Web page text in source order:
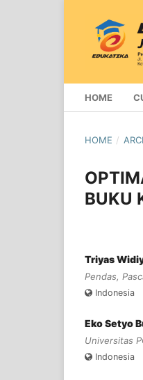
HOME
HOME /
BUKU
Triyas
Pendas,
Indonesia
Eko Setyo
Universitas
Indonesia